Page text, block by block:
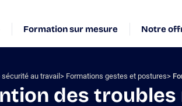
Formation sur mesure Notre
au travail Formations gestes et postures
des